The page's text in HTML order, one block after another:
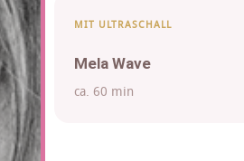
MIT ULTRASCHALL
Mela Wave
ca. 60 min